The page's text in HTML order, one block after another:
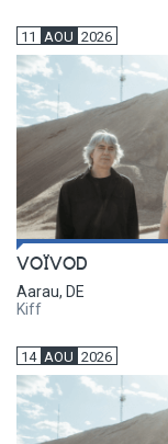
11 AOU 2026
VOÏVOD
Aarau, DE
Kiff
14 AOU 2026